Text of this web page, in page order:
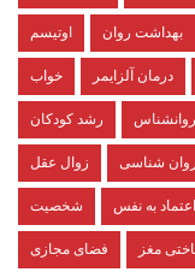
اوتیسم بهداشت روان
خواب درمان آلزایمر
رشد کودکان روانشناس
زوال عقل شناسی
شخصیت به نفس
فضای مجازی مغز